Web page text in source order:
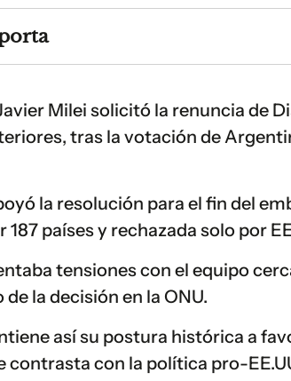
Milei solicitó la renuncia de
tras la votación de
la resolución para el fin del
187 países y rechazada solo por
tensiones con el equipo
de la decisión en la ONU.
así su postura histórica a
contrasta con la política pro-